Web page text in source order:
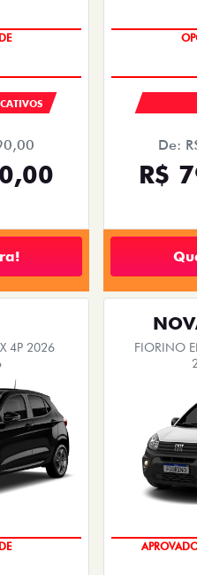
De:
R$
4P 2026
FIORINO